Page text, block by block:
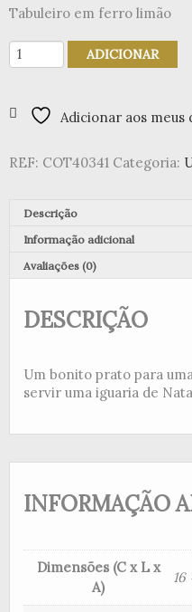
Tabuleiro em ferro limão
Quantidade
de
ferro
ADICIONAR
Adicionar aos meus
REF: COT40341 Categoria:
Descrição
Informação adicional
Avaliações (0)
DESCRIÇÃO
Um bonito prato para
servir uma iguaria de
INFORMAÇÃO
Dimensões (C x L x
A)
16